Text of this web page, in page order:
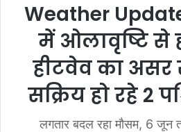
Weather
में ओलावृष्टि से
हीटवेव का असर
सक्रिय हो रहे 2
लगतार बदल रहा मौसम, 6 जून